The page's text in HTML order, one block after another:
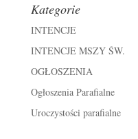
Kategorie
INTENCJE
INTENCJE MSZY ŚW.
OGŁOSZENIA
Ogłoszenia Parafialne
Uroczystości parafialne